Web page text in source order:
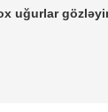
uğurlar